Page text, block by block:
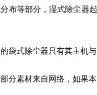
布等部分，湿式除尘器
袋式除尘器只有其主机
部分素材来自网络，如果